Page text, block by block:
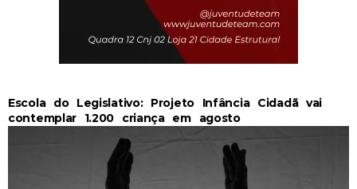
Escola do Legislativo: Projeto Infância Cidadã vai
contemplar 1.200 criança em agosto